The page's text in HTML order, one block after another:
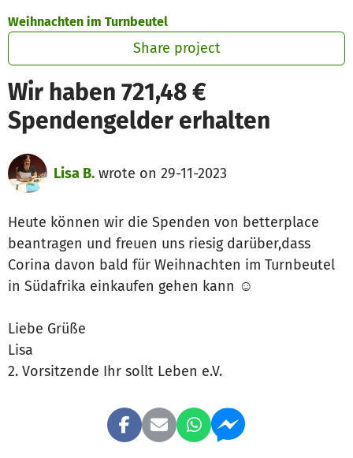
Weihnachten im Turnbeutel
Share project
Wir haben 721,48 €
Spendengelder erhalten
Lisa B. wrote on 29-11-2023
Heute können wir die Spenden von betterplace
beantragen und freuen uns riesig darüber,dass
Corina davon bald für Weihnachten im Turnbeutel
in Südafrika einkaufen gehen kann ☺️
Liebe Grüße
Lisa
2. Vorsitzende Ihr sollt Leben e.V.